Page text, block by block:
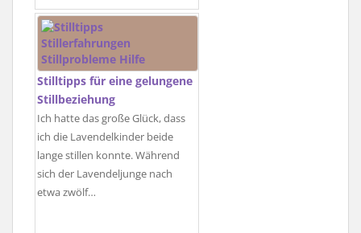
Stilltipps für eine gelungene
Stillbeziehung
Ich hatte das große Glück, dass
ich die Lavendelkinder beide
lange stillen konnte. Während
sich der Lavendeljunge nach
etwa zwölf…